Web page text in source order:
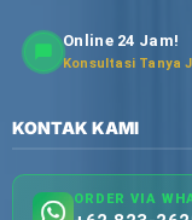
Online 24 Jam!
Konsultasi Tanya
KONTAK KAMI
ORDER VIA